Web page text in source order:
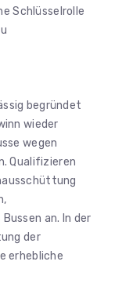
Schlüsselrolle
begründet
wieder
wegen
Qualifizieren
an. In der
der
erhebliche